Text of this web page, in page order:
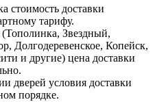
стоимость доставки
тарифу.
Звездный,
Долгодеревенское, Копейск,
и другие) цена доставки
дверей условия доставки
порядке.